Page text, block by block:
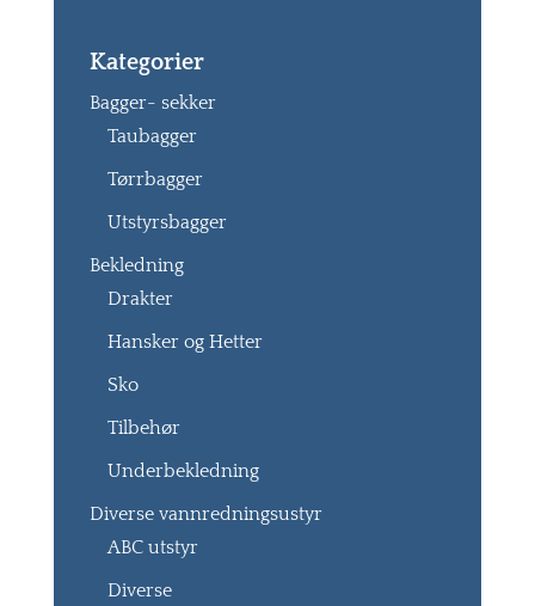
Kategorier
Bagger- sekker
Taubagger
Tørrbagger
Utstyrsbagger
Bekledning
Drakter
Hansker og Hetter
Sko
Tilbehør
Underbekledning
Diverse vannredningsustyr
ABC utstyr
Diverse